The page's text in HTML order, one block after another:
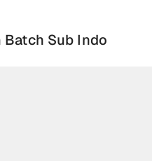
Sub Indo